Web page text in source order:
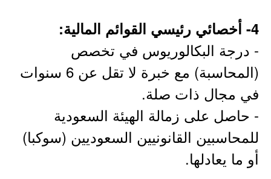
4- أخصائي رئيسي القوائم المالية:
- درجة البكالوريوس في تخصص
(المحاسبة) مع خبرة لا تقل عن 6 سنوات
في مجال ذات صلة.
- حاصل على زمالة الهيئة السعودية
للمحاسبين القانونيين السعوديين (سوكبا)
أو ما يعادلها.